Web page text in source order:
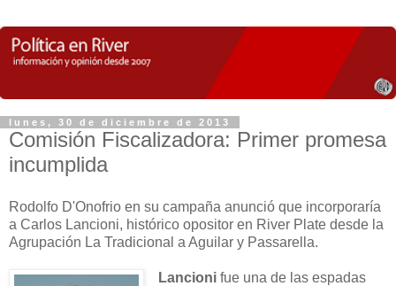
lunes, 30 de diciembre de 2013
Comisión Fiscalizadora: Primer promesa
incumplida
Rodolfo D'Onofrio en su campaña anunció que incorporaría
a Carlos Lancioni, histórico opositor en River Plate desde la
Agrupación La Tradicional a Aguilar y Passarella.
Lancionifue una de las espadas